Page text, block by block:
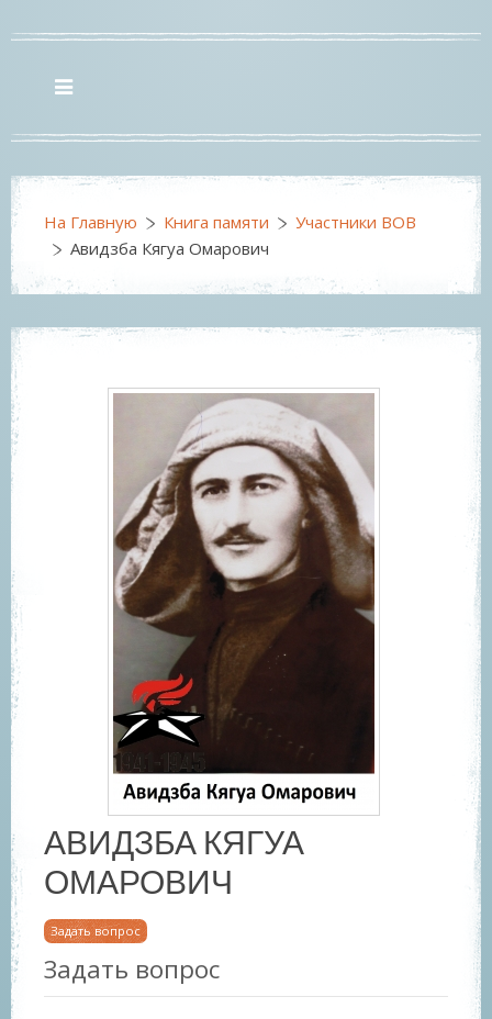
На Главную Книга памяти
Участники ВОВ
Авидзба Кягуа Омарович
АВИДЗБА КЯГУА
ОМАРОВИЧ
Задать вопрос
Задать вопрос